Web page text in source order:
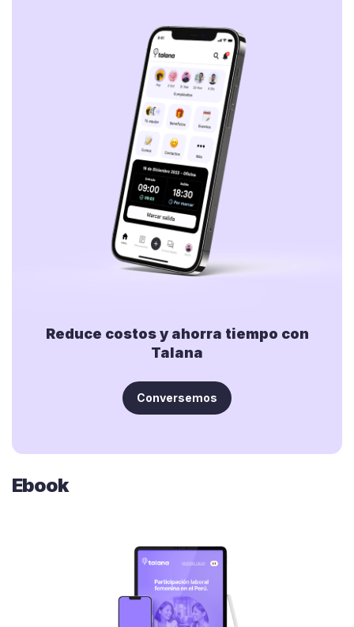
Reduce costos y ahorra tiempo con
Talana
Conversemos
Ebook